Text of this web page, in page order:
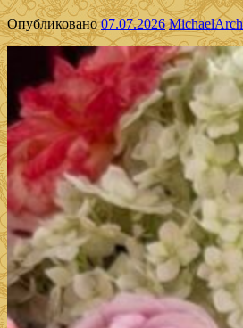
Опубликовано07.07.2026